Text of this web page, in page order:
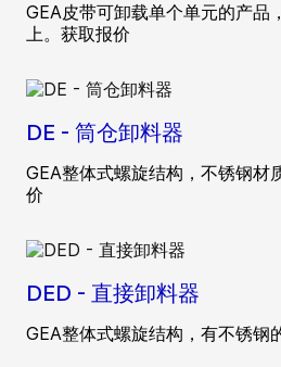
GEA皮带可卸载单个单元的产品
上。获取报价
DE - 筒仓卸料器
GEA整体式螺旋结构，不锈钢材
价
DED - 直接卸料器
GEA整体式螺旋结构，有不锈钢